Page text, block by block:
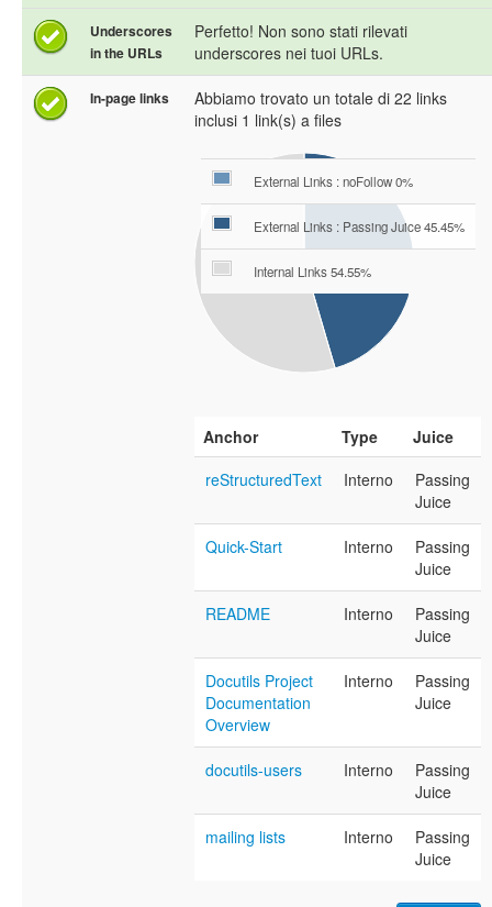
Underscores
in the URLs
Perfetto! Non sono stati rilevati
underscores nei tuoi URLs.
In-page links
Abbiamo trovato un totale di 22 links
inclusi 1 link(s) a files
External Links : noFollow 0%
External Links : Passing Juice 45.45%
Internal Links 54.55%
Anchor Type
Juice
reStructuredText
Interno
Passing
Juice
Quick-Start Interno
Passing
Juice
README Interno
Passing
Juice
Docutils Project
Documentation
Overview
Interno
Passing
Juice
docutils-users Interno
Passing
Juice
mailing lists Interno
Passing
Juice